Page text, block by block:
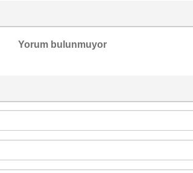
Yorum bulunmuyor